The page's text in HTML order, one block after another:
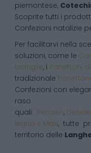
piemontese,
Scoprite tutti i
Confezioni natalizie
Per facilitarvi nella
soluzioni, come le
bottiglie, i Panettoni
tradizionale
Confezioni con
raso
quali: Pensieri,
legno e Maxi, tutte
territorio delle